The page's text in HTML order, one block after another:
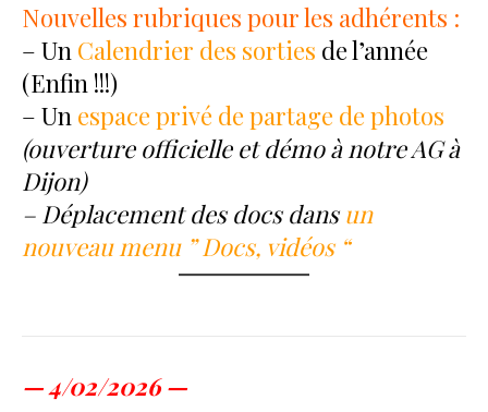
Nouvelles rubriques pour les adhérents :
– Un Calendrier des sorties de l’année
(Enfin !!!)
– Un espace privé de partage de photos
(ouverture officielle et démo à notre AG à
Dijon)
– Déplacement des docs dansun
nouveau menu ” Docs, vidéos “
— 4/02/2026 —